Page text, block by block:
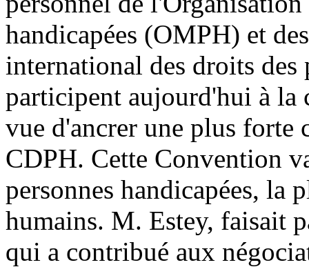
handicapées (OMPH) et
international des droits des
participent aujourd'hui à la
vue d'ancrer une plus forte
CDPH. Cette Convention
personnes handicapées, la
humains. M. Estey, faisait
qui a contribué aux